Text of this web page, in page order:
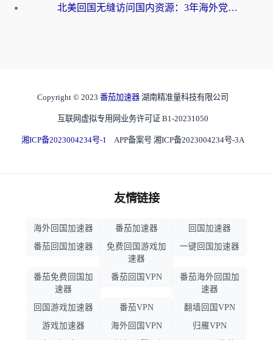
北美回国无缝访问国内资源：3年海外党亲测的加速器选择指南
Copyright © 2023 番茄加速器 湖南精准量科技有限公司
互联网虚拟专用网业务许可证 B1-20231050
湘ICP备2023004234号-1 APP备案号 湘ICP备2023004234号-3A
友情链接
海外回国加速器 番茄加速器
回国加速器
番茄回国加速器
免费回国游戏加
速器
一键回国加速器
番茄免费回国加
速器
番茄回国VPN
番茄海外回国加
速器
回国游戏加速器
番茄VPN
翻墙回国VPN
游戏加速器
海外回国VPN
归雁VPN